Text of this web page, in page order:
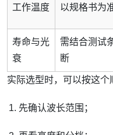
工作温度 以规格书为
寿命与光
衰
需结合测试
断
实际选型时，可以按这个
先确认波长范围；